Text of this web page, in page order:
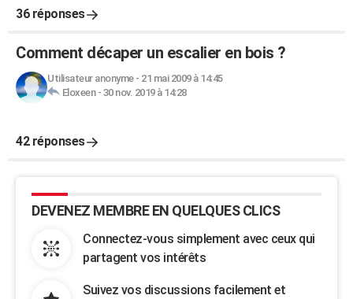
36 réponses
Comment décaper un escalier en bois ?
Utilisateur anonyme- 21 mai 2009 à 14:45
Eloxeen- 30 nov. 2019 à 14:28
42 réponses
DEVENEZ MEMBRE EN QUELQUES CLICS
Connectez-vous simplement avec ceux qui
partagent vos intérêts
Suivez vos discussions facilement et